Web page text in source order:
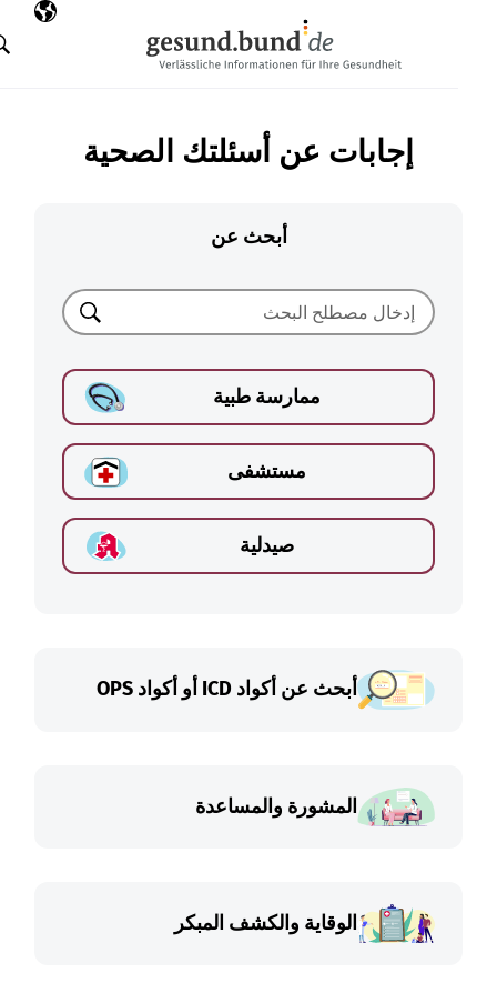
اللغة
البحث
إجابات عن أسئلتك الصحية
أبحث عن
ممارسة طبية
مستشفى
صيدلية
أبحث عن أكواد ICD أو أكواد OPS
المشورة والمساعدة
الوقاية والكشف المبكر